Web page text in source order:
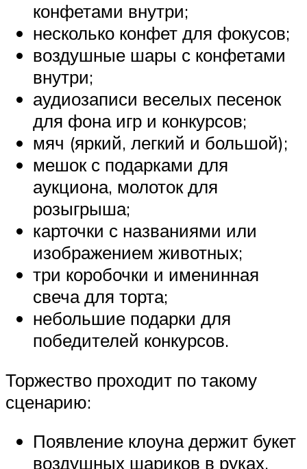
конфетами внутри;
несколько конфет для фокусов;
воздушные шары с конфетами
внутри;
аудиозаписи веселых песенок
для фона игр и конкурсов;
мяч (яркий, легкий и большой);
мешок с подарками для
аукциона, молоток для
розыгрыша;
карточки с названиями или
изображением животных;
три коробочки и именинная
свеча для торта;
небольшие подарки для
победителей конкурсов.
Торжество проходит по такому
сценарию:
Появление клоуна держит букет
воздушных шариков в руках.